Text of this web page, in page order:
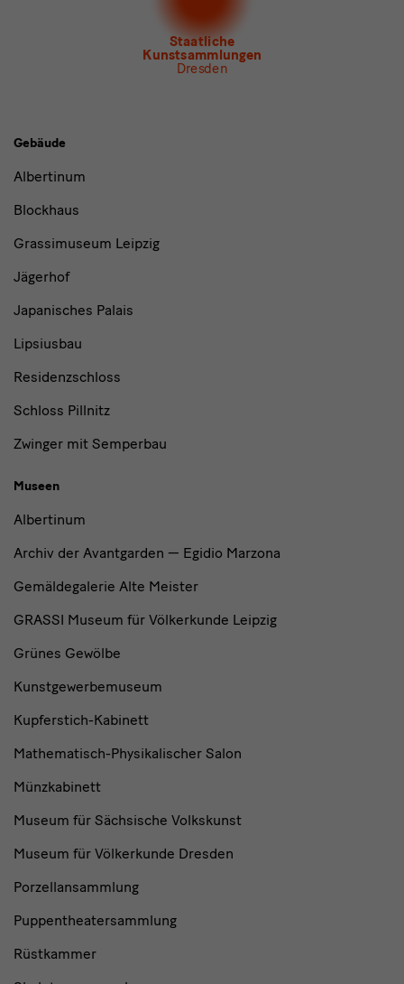
Museum für Sächsische Volkskunst
Staatliche
Kunstsammlungen
Dresden
Gebäude,
Museen
Institutionen
Gebäude
Albertinum
Blockhaus
Grassimuseum Leipzig
Jägerhof
Japanisches Palais
Lipsiusbau
Residenzschloss
Schloss Pillnitz
Zwinger mit Semperbau
Museen
Albertinum
Archiv der Avantgarden — Egidio Marzona
Gemäldegalerie Alte Meister
GRASSI Museum für Völkerkunde Leipzig
Grünes Gewölbe
Kunstgewerbemuseum
Kupferstich-Kabinett
Mathematisch-Physikalischer Salon
Münzkabinett
Museum für Sächsische Volkskunst
Museum für Völkerkunde Dresden
Porzellansammlung
Puppentheatersammlung
Rüstkammer